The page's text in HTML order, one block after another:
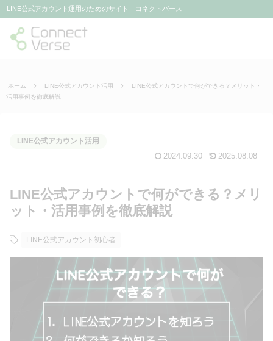
LINE公式アカウント運用のためのサイト｜コネクトバース
ホーム LINE公式アカウント活用
LINE公式アカウントで何ができる？メリット・
活用事例を徹底解説
LINE公式アカウント活用
2024.09.30 2025.08.08
LINE公式アカウントで何ができる？メリ
ット・活用事例を徹底解説
LINE公式アカウント初心者